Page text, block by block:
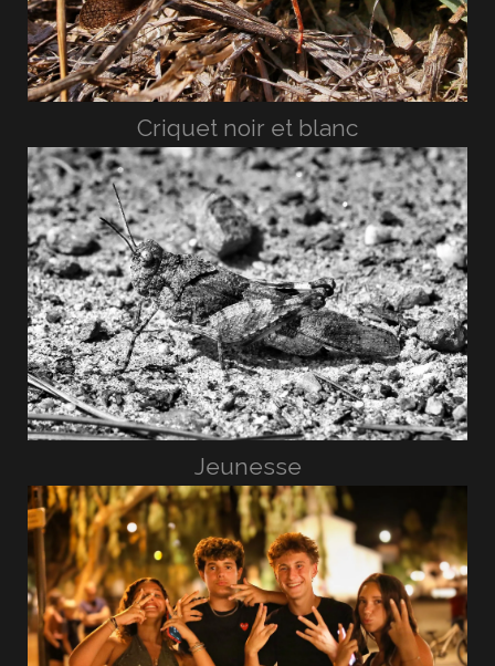
Criquet noir et blanc
Jeunesse